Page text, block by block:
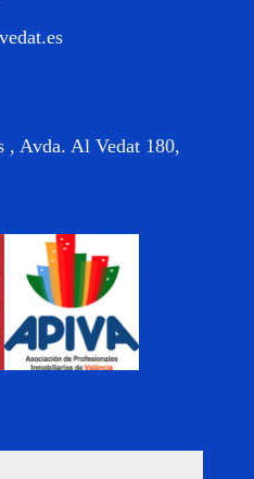
, Avda. Al Vedat 180,